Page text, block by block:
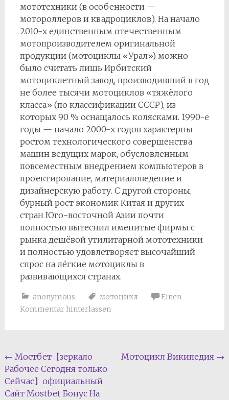
мототехники (в особенности —
мотороллеров и квадроциклов). На начало
2010-х единственным отечественным
мотопроизводителем оригинальной
продукции (мотоциклы «Урал») можно
было считать лишь Ирбитский
мотоциклетный завод, производивший в год
не более тысячи мотоциклов «тяжёлого
класса» (по классификации СССР), из
которых 90 % оснащалось колясками. 1990-е
годы — начало 2000-х годов характерны
ростом технологического совершенства
машин ведущих марок, обусловленным
повсеместным внедрением компьютеров в
проектирование, материаловедение и
дизайнерскую работу. С другой стороны,
бурный рост экономик Китая и других
стран Юго-восточной Азии почти
полностью вытеснил именитые фирмы с
рынка дешёвой утилитарной мототехники
и полностью удовлетворяет высочайший
спрос на лёгкие мотоциклы в
развивающихся странах.
anonymous мотоцикл
Einen
Kommentar hinterlassen
Beitragsnavigation
← Мостбет【зеркало
Рабочее Сегодня только
Сейчас】официальный
Сайт Mostbet Бонус На
Мотоцикл Википедия →